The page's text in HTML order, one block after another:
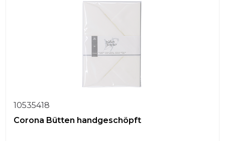
10535418
Corona Bütten handgeschöpft